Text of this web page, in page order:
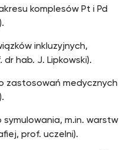
komplesów Pt i Pd
inkluzyjnych,
hab. J. Lipkowski).
zastosowań medycznych
m.in. warstw
prof. uczelni).